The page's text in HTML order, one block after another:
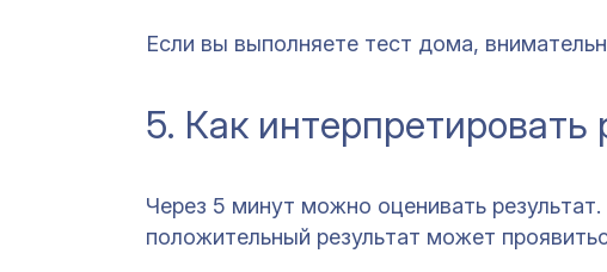
Если вы выполняете тест дома,
5. Как интерпретировать
Через 5 минут можно оценивать
положительный результат может